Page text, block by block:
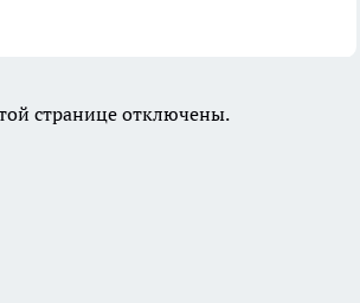
странице отключены.